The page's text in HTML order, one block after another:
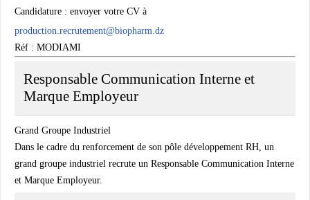
Candidature : envoyer votre CV à
production.recrutement@biopharm.dz
Réf : MODIAMI
Responsable Communication Interne et
Marque Employeur
Grand Groupe Industriel
Dans le cadre du renforcement de son pôle développement RH, un
grand groupe industriel recrute un Responsable Communication Interne
et Marque Employeur.